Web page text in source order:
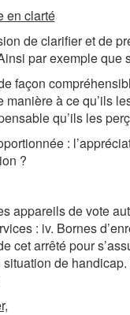
en clarté
de clarifier et de
par exemple que
façon
à ce qu’ils
qu’ils les
:
?
appareils de vote
: iv. Bornes
cet arrêté pour
de